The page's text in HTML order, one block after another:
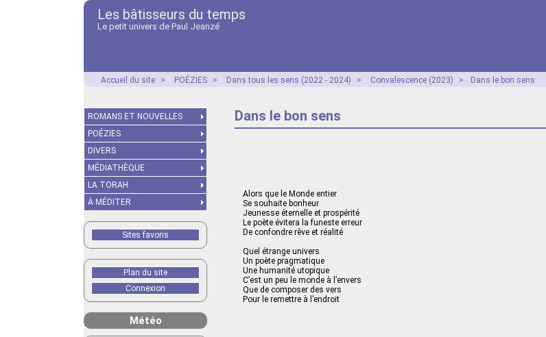
Les bâtisseurs du temps
Le petit univers de Paul Jeanzé
Accueil du site > POÉZIES > Dans tous les sens (2022 - 2024) > Convalescence (2023) > Dans le bon sens
Dans le bon sens
Alors que le Monde entier
Se souhaite bonheur
Jeunesse éternelle et prospérité
Le poète évitera la funeste erreur
De confondre rêve et réalité
Quel étrange univers
Un poète pragmatique
Une humanité utopique
C’est un peu le monde à l’envers
Que de composer des vers
Pour le remettre à l’endroit
ROMANS ET NOUVELLES
POÉZIES
DIVERS
MÉDIATHÈQUE
LA TORAH
À MÉDITER
Sites favoris
Plan du site
Connexion
Météo